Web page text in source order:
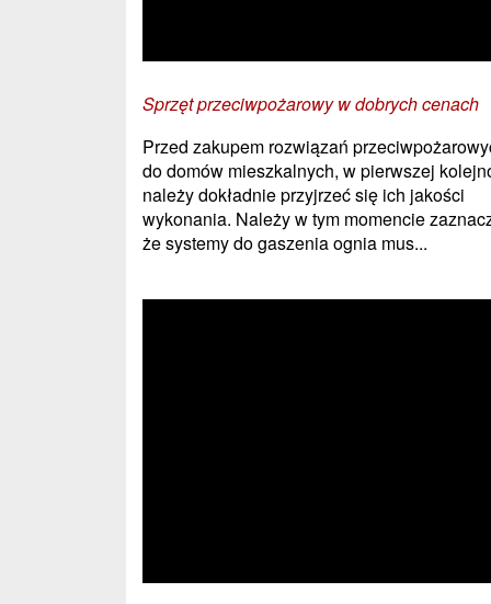
Sprzęt przeciwpożarowy w dobrych cenach
Przed zakupem rozwiązań
do domów mieszkalnych, w pierwszej
należy dokładnie przyjrzeć się ich jakości
wykonania. Należy w tym momencie
że systemy do gaszenia ognia mus...